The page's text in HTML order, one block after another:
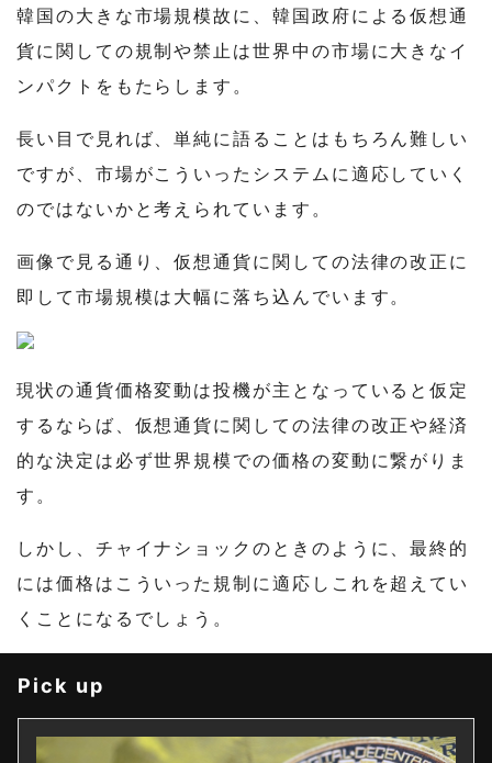
韓国の大きな市場規模故に、韓国政府による仮想通
貨に関しての規制や禁止は世界中の市場に大きなイ
ンパクトをもたらします。
長い目で見れば、単純に語ることはもちろん難しい
ですが、市場がこういったシステムに適応していく
のではないかと考えられています。
画像で見る通り、仮想通貨に関しての法律の改正に
即して市場規模は大幅に落ち込んでいます。
現状の通貨価格変動は投機が主となっていると仮定
するならば、仮想通貨に関しての法律の改正や経済
的な決定は必ず世界規模での価格の変動に繋がりま
す。
しかし、チャイナショックのときのように、最終的
には価格はこういった規制に適応しこれを超えてい
くことになるでしょう。
Pick up